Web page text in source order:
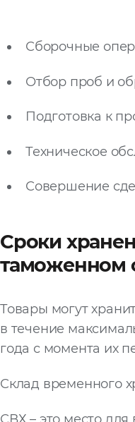
Сборочные
Отбор проб и
Подготовка к
Техническое
Совершение
Сроки
таможенном
Товары могут
в течение
года с момента их
Склад временного